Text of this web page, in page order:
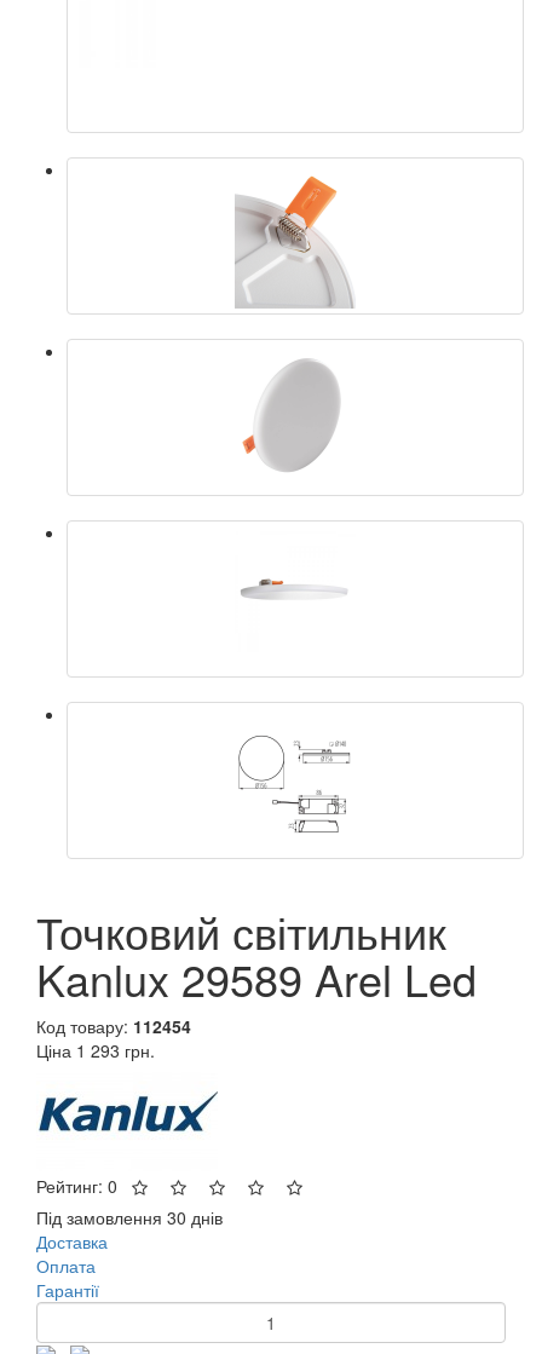
Точковий світильник
Kanlux 29589 Arel Led
Код товару: 112454
Ціна 1 293 грн.
Рейтинг: 0
Під замовлення 30 днів
Доставка
Оплата
Гарантії